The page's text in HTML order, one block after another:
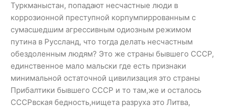
Туркманыстан, попадают несчастные люди в
коррозионной преступной корпумпиррованным с
сумасшедшим агрессивным одиозным режимом
путина в Руссланд, что тогда делать несчастным
обездоленным людям? Это же страны бывшего СССР,
единственное мало мальски где есть признаки
минимальной остаточной цивилизация это страны
Прибалтики бывшего СССР и то там,же и осталось
СССРвская бедность,нищета разруха это Литва,